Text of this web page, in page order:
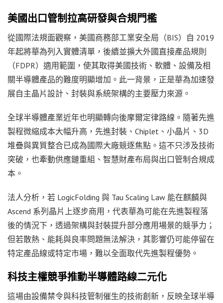
美國出口管制拉高研發與合規門檻
從國際法規面觀察，美國商務部工業安全局（BIS）自 2019
年起將華為列入實體清單，後續並擴大外國直接產品規則
（FDPR）適用範圍，使其取得美國技術、軟體、設備及相
關半導體產品的難度明顯增加。此一背景，正是華為加速發
展自主晶片設計、封裝與系統架構的主要壓力來源。
全球半導體產業近年也明顯轉向後摩爾定律路線。隨著先進
製程微縮成本大幅升高，先進封裝、Chiplet、小晶片、3D
堆疊與異質整合已成為國際大廠競逐焦點。這不只涉及技術
突破，也牽動供應鏈重組、智慧財產布局與出口管制合規成
本。
法人分析，若 LogicFolding 與 Tau Scaling Law 能在麒麟與
Ascend 系列晶片上逐步商用，代表華為可能在先進製程落
後的情況下，透過架構與封裝提升部分應用場景的競爭力；
但若散熱、能耗與良率問題無法解決，其影響仍可能停留在
特定產品線或特定市場，難以全面取代先進製程優勢。
科技主權競爭推動半導體路線二元化
這場由設備禁令與科技管制催生的技術創新，反映全球半導